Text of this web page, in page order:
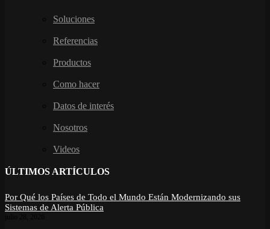
Soluciones
Referencias
Productos
Como hacer
Datos de interés
Nosotros
Videos
ÚLTIMOS ARTÍCULOS
Por Qué los Países de Todo el Mundo Están Modernizando sus
Sistemas de Alerta Pública